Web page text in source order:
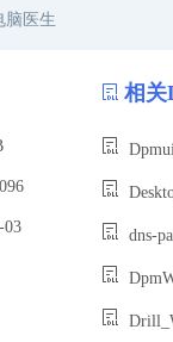
脑医生
03
相
dns-